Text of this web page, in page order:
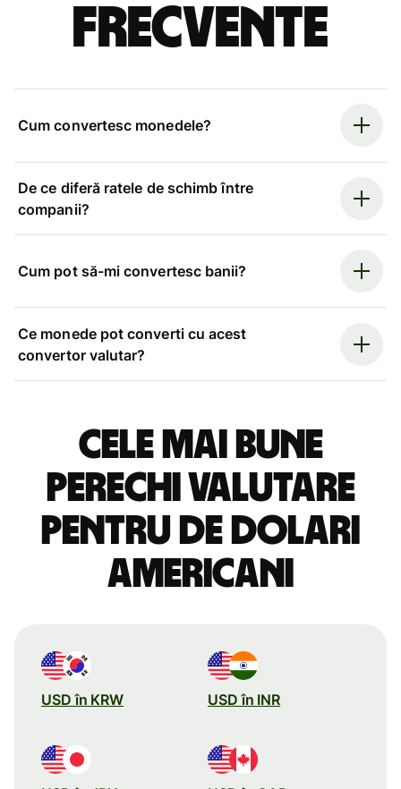
frecvente
Cum convertesc monedele?
De ce diferă ratele de schimb între
companii?
Cum pot să-mi convertesc banii?
Ce monede pot converti cu acest
convertor valutar?
Cele mai bune
perechi valutare
pentru de dolari
americani
USD în KRW USD în INR